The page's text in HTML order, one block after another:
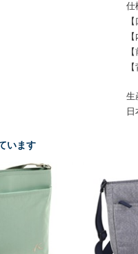
仕
生
日
います